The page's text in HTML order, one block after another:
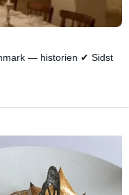
— historien ✔ Sidst